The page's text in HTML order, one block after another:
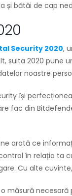
și bătăi de cap
Security 2020,
suita 2020 pune
noastre
își
fac din
arată ce
în relația ta
Cu alte
măsură necesară